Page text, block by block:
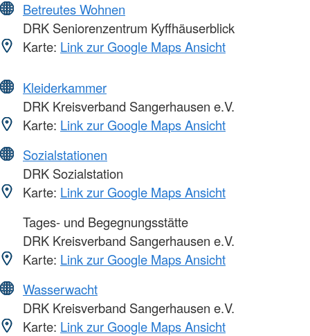
Betreutes Wohnen
DRK Seniorenzentrum Kyffhäuserblick
Karte: Link zur Google Maps Ansicht
Kleiderkammer
DRK Kreisverband Sangerhausen e.V.
Karte: Link zur Google Maps Ansicht
Sozialstationen
DRK Sozialstation
Karte: Link zur Google Maps Ansicht
Tages- und Begegnungsstätte
DRK Kreisverband Sangerhausen e.V.
Karte: Link zur Google Maps Ansicht
Wasserwacht
DRK Kreisverband Sangerhausen e.V.
Karte: Link zur Google Maps Ansicht